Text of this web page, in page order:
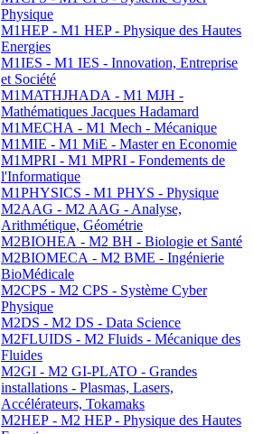
Physique
M1HEP - M1 HEP - Physique des Hautes
Energies
M1IES - M1 IES - Innovation, Entreprise
et Société
M1MATHJHADA - M1 MJH -
Mathématiques Jacques Hadamard
M1MECHA - M1 Mech - Mécanique
M1MIE - M1 MiE - Master en Economie
M1MPRI - M1 MPRI - Fondements de
l'Informatique
M1PHYSICS - M1 PHYS - Physique
M2AAG - M2 AAG - Analyse,
Arithmétique, Géométrie
M2BIOHEA - M2 BH - Biologie et Santé
M2BIOMECA - M2 BME - Ingénierie
BioMédicale
M2CPS - M2 CPS - Système Cyber
Physique
M2DS - M2 DS - Data Science
M2FLUIDS - M2 Fluids - Mécanique des
Fluides
M2GI - M2 GI-PLATO - Grandes
installations - Plasmas, Lasers,
Accélérateurs, Tokamaks
M2HEP - M2 HEP - Physique des Hautes